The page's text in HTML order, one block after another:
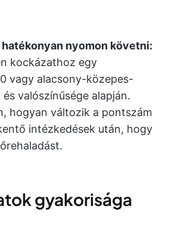
nyomon követni:
kockázathoz egy
vagy alacsony-közepes-
valószínűsége alapján.
hogyan változik a pontszám
intézkedések után, hogy
gyakorisága